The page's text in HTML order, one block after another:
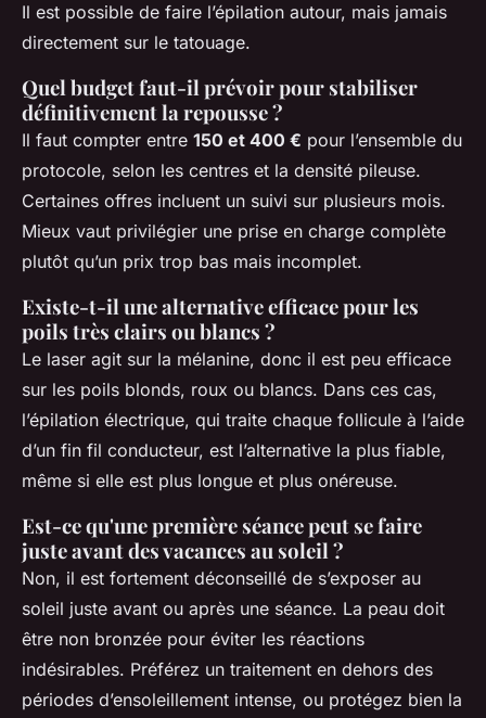
Il est possible de faire l’épilation autour, mais jamais
directement sur le tatouage.
Quel budget faut-il prévoir pour stabiliser
définitivement la repousse ?
Il faut compter entre 150 et 400 € pour l’ensemble du
protocole, selon les centres et la densité pileuse.
Certaines offres incluent un suivi sur plusieurs mois.
Mieux vaut privilégier une prise en charge complète
plutôt qu’un prix trop bas mais incomplet.
Existe-t-il une alternative efficace pour les
poils très clairs ou blancs ?
Le laser agit sur la mélanine, donc il est peu efficace
sur les poils blonds, roux ou blancs. Dans ces cas,
l’épilation électrique, qui traite chaque follicule à l’aide
d’un fin fil conducteur, est l’alternative la plus fiable,
même si elle est plus longue et plus onéreuse.
Est-ce qu'une première séance peut se faire
juste avant des vacances au soleil ?
Non, il est fortement déconseillé de s’exposer au
soleil juste avant ou après une séance. La peau doit
être non bronzée pour éviter les réactions
indésirables. Préférez un traitement en dehors des
périodes d’ensoleillement intense, ou protégez bien la